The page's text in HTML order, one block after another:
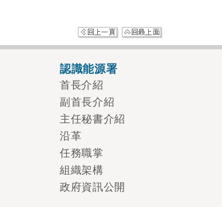
認識能源署
首長介紹
副首長介紹
主任秘書介紹
沿革
任務職掌
組織架構
政府資訊公開